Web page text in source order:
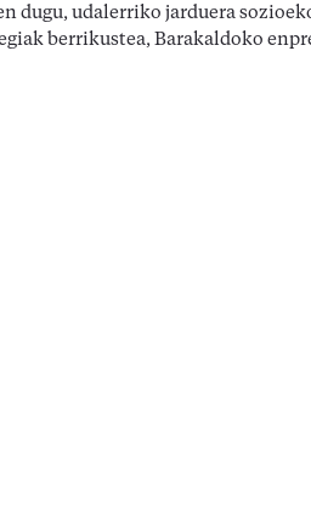
dugu, udalerriko jarduera
berrikustea, Barakaldoko